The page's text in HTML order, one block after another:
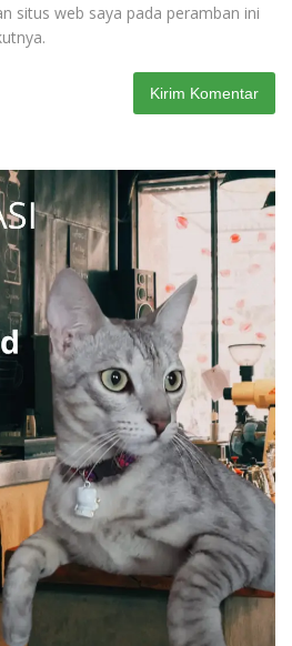
situs web saya pada peramban ini